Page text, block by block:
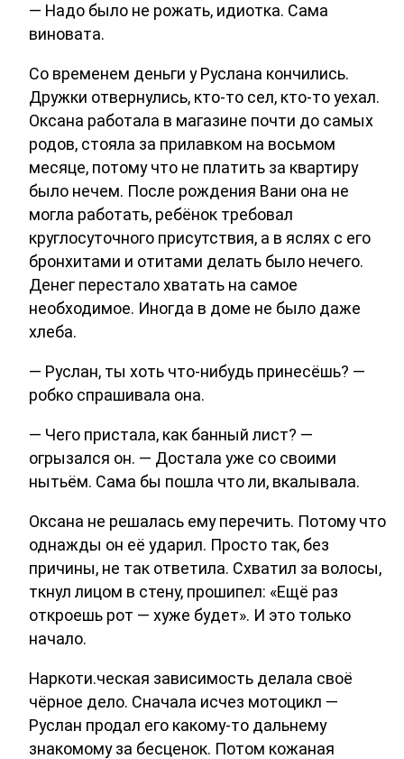
— Надо было не рожать, идиотка. Сама
виновата.
Со временем деньги у Руслана кончились.
Дружки отвернулись, кто-то сел, кто-то уехал.
Оксана работала в магазине почти до самых
родов, стояла за прилавком на восьмом
месяце, потому что не платить за квартиру
было нечем. После рождения Вани она не
могла работать, ребёнок требовал
круглосуточного присутствия, а в яслях с его
бронхитами и отитами делать было нечего.
Денег перестало хватать на самое
необходимое. Иногда в доме не было даже
хлеба.
— Руслан, ты хоть что-нибудь принесёшь? —
робко спрашивала она.
— Чего пристала, как банный лист? —
огрызался он. — Достала уже со своими
нытьём. Сама бы пошла что ли, вкалывала.
Оксана не решалась ему перечить. Потому что
однажды он её ударил. Просто так, без
причины, не так ответила. Схватил за волосы,
ткнул лицом в стену, прошипел: «Ещё раз
откроешь рот — хуже будет». И это только
начало.
Наркоти.ческая зависимость делала своё
чёрное дело. Сначала исчез мотоцикл —
Руслан продал его какому-то дальнему
знакомому за бесценок. Потом кожаная